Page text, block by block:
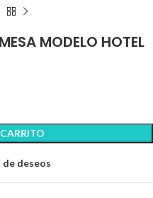
MODELO HOTEL
deseos